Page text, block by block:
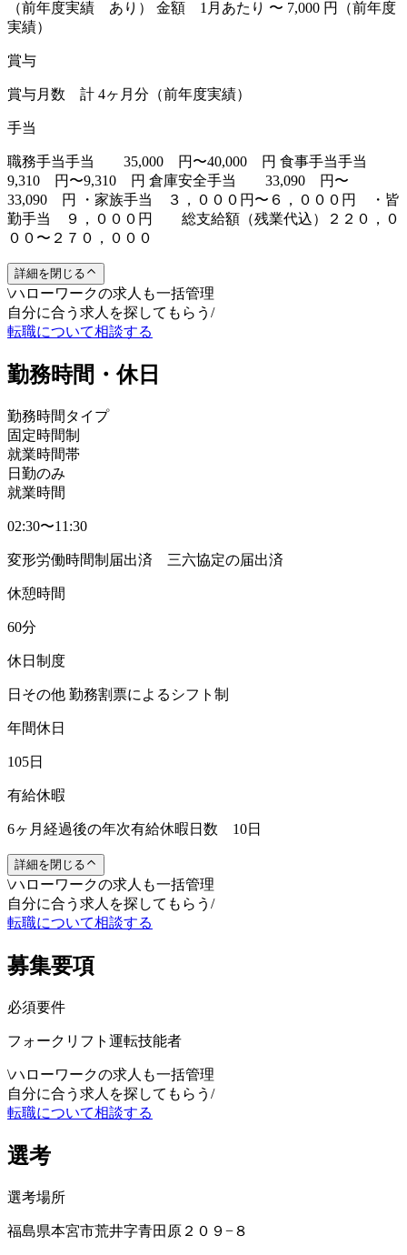
（前年度実績 あり） 金額 1月あたり 〜 7,000 円（前年度
実績）
賞与
賞与月数 計 4ヶ月分（前年度実績）
手当
職務手当手当 35,000 円〜40,000 円 食事手当手当
9,310 円〜9,310 円 倉庫安全手当 33,090 円〜
33,090 円 ・家族手当 ３，０００円〜６，０００円 ・皆
勤手当 ９，０００円 総支給額（残業代込）２２０，０
００〜２７０，０００
詳細を閉じる
\ハローワークの求人も一括管理
自分に合う求人を探してもらう /
転職について相談する
勤務時間・休日
勤務時間タイプ
固定時間制
就業時間帯
日勤のみ
就業時間
02:30〜11:30
変形労働時間制届出済 三六協定の届出済
休憩時間
60分
休日制度
日その他 勤務割票によるシフト制
年間休日
105日
有給休暇
6ヶ月経過後の年次有給休暇日数 10日
詳細を閉じる
\ハローワークの求人も一括管理
自分に合う求人を探してもらう /
転職について相談する
募集要項
必須要件
フォークリフト運転技能者
\ハローワークの求人も一括管理
自分に合う求人を探してもらう /
転職について相談する
選考
選考場所
福島県本宮市荒井字青田原２０９−８